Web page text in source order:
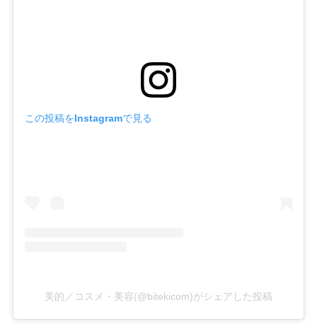
この投稿をInstagramで見る
美的／コスメ・美容(@bitekicom)がシェアした投稿